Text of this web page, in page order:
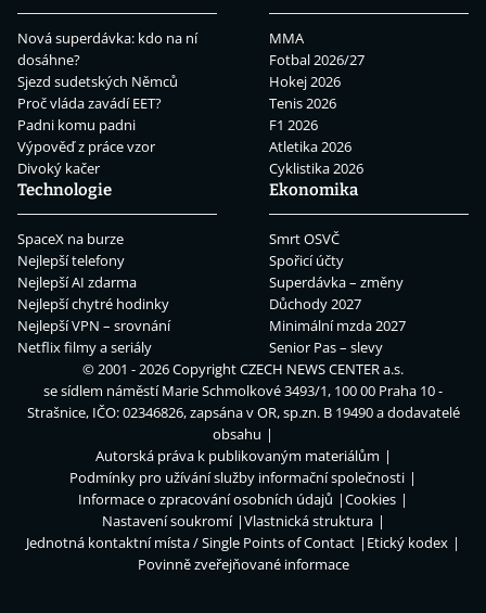
Nová superdávka: kdo na ní
dosáhne?
Sjezd sudetských Němců
Proč vláda zavádí EET?
Padni komu padni
Výpověď z práce vzor
Divoký kačer
MMA
Fotbal 2026/27
Hokej 2026
Tenis 2026
F1 2026
Atletika 2026
Cyklistika 2026
Technologie
SpaceX na burze
Nejlepší telefony
Nejlepší AI zdarma
Nejlepší chytré hodinky
Nejlepší VPN – srovnání
Netflix filmy a seriály
Ekonomika
Smrt OSVČ
Spořicí účty
Superdávka – změny
Důchody 2027
Minimální mzda 2027
Senior Pas – slevy
© 2001 - 2026 CopyrightCZECH NEWS CENTER a.s.
se sídlem náměstí Marie Schmolkové 3493/1, 100 00 Praha 10 -
Strašnice, IČO: 02346826, zapsána v OR, sp.zn. B 19490 a dodavatelé
obsahu
Autorská práva k publikovaným materiálům
Podmínky pro užívání služby informační společnosti
Informace o zpracování osobních údajů
Cookies
Nastavení soukromí
Vlastnická struktura
Jednotná kontaktní místa / Single Points of Contact
Etický kodex
Povinně zveřejňované informace